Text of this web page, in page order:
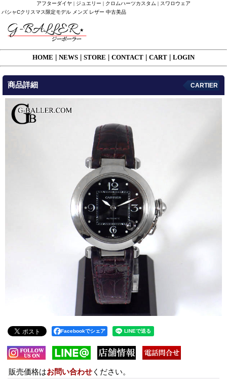
アフターダイヤ | ジュエリー | クロムハーツカスタム | スワロウェア
パシャCクリスマス限定モデル メンズ レザー 中古美品
HOME NEWS STORE CONTACT CART LOGIN
商品詳細 CARTIER
Facebookでシェア
販売価格はお問い合わせ ください。